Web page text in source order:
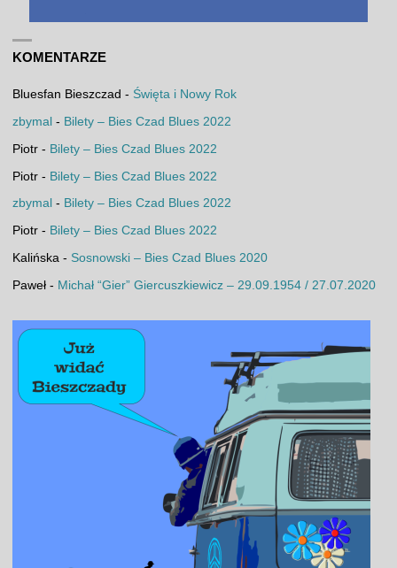
KOMENTARZE
Bluesfan Bieszczad - Święta i Nowy Rok
zbymal - Bilety – Bies Czad Blues 2022
Piotr- Bilety – Bies Czad Blues 2022
Piotr- Bilety – Bies Czad Blues 2022
zbymal - Bilety – Bies Czad Blues 2022
Piotr- Bilety – Bies Czad Blues 2022
Kalińska - Sosnowski – Bies Czad Blues 2020
Paweł- Michał “Gier” Giercuszkiewicz – 29.09.1954 / 27.07.2020